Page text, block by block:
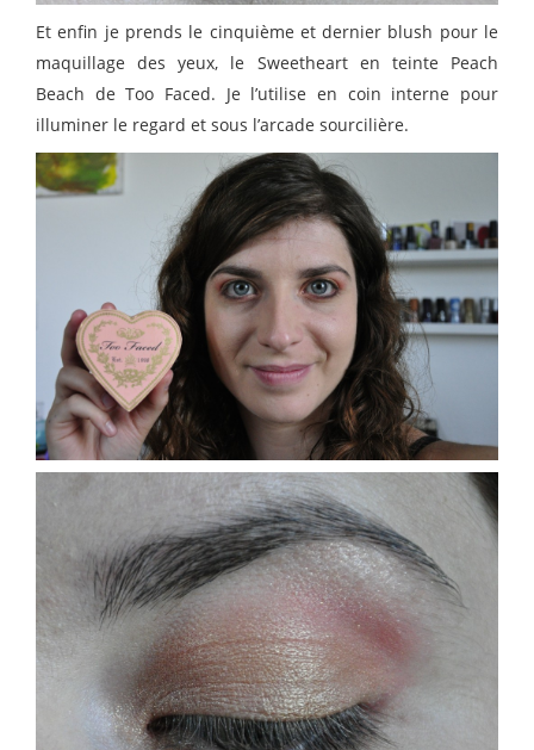
Et enfin je prends le cinquième et dernier blush pour le
maquillage des yeux, le Sweetheart en teinte Peach
Beach de Too Faced. Je l’utilise en coin interne pour
illuminer le regard et sous l’arcade sourcilière.